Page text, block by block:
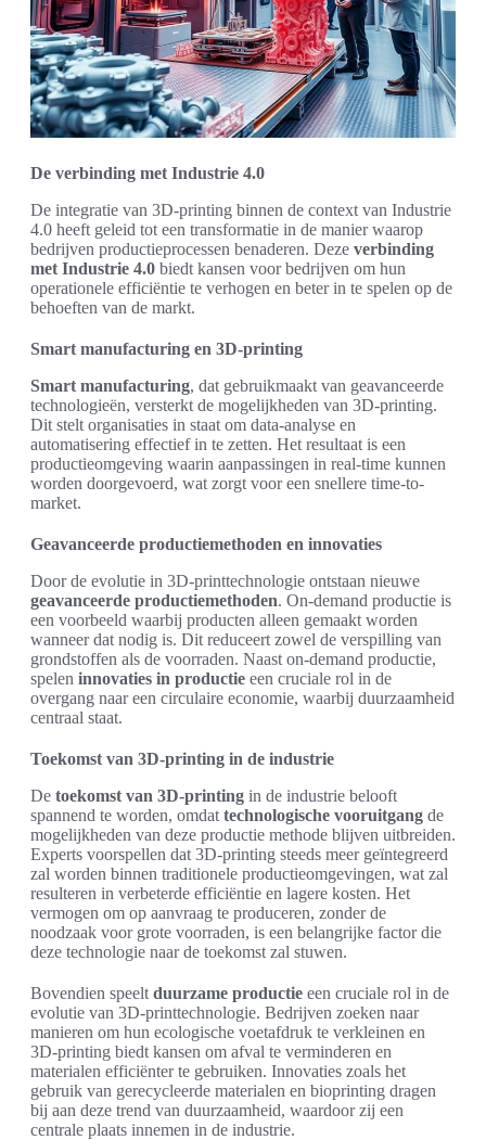
De verbinding met Industrie 4.0
De integratie van 3D-printing binnen de context van Industrie
4.0 heeft geleid tot een transformatie in de manier waarop
bedrijven productieprocessen benaderen. Deze verbinding
met Industrie 4.0 biedt kansen voor bedrijven om hun
operationele efficiëntie te verhogen en beter in te spelen op de
behoeften van de markt.
Smart manufacturing en 3D-printing
Smart manufacturing, dat gebruikmaakt van geavanceerde
technologieën, versterkt de mogelijkheden van 3D-printing.
Dit stelt organisaties in staat om data-analyse en
automatisering effectief in te zetten. Het resultaat is een
productieomgeving waarin aanpassingen in real-time kunnen
worden doorgevoerd, wat zorgt voor een snellere time-to-
market.
Geavanceerde productiemethoden en innovaties
Door de evolutie in 3D-printtechnologie ontstaan nieuwe
geavanceerde productiemethoden. On-demand productie is
een voorbeeld waarbij producten alleen gemaakt worden
wanneer dat nodig is. Dit reduceert zowel de verspilling van
grondstoffen als de voorraden. Naast on-demand productie,
spelen innovaties in productie een cruciale rol in de
overgang naar een circulaire economie, waarbij duurzaamheid
centraal staat.
Toekomst van 3D-printing in de industrie
De toekomst van 3D-printing in de industrie belooft
spannend te worden, omdat technologische vooruitgang de
mogelijkheden van deze productie methode blijven uitbreiden.
Experts voorspellen dat 3D-printing steeds meer geïntegreerd
zal worden binnen traditionele productieomgevingen, wat zal
resulteren in verbeterde efficiëntie en lagere kosten. Het
vermogen om op aanvraag te produceren, zonder de
noodzaak voor grote voorraden, is een belangrijke factor die
deze technologie naar de toekomst zal stuwen.
Bovendien speelt duurzame productie een cruciale rol in de
evolutie van 3D-printtechnologie. Bedrijven zoeken naar
manieren om hun ecologische voetafdruk te verkleinen en
3D-printing biedt kansen om afval te verminderen en
materialen efficiënter te gebruiken. Innovaties zoals het
gebruik van gerecycleerde materialen en bioprinting dragen
bij aan deze trend van duurzaamheid, waardoor zij een
centrale plaats innemen in de industrie.